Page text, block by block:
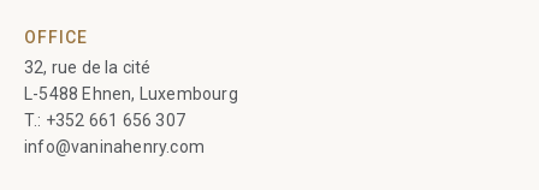
OFFICE
32, rue de la cité
L-5488 Ehnen, Luxembourg
T.: +352 661 656 307
info@vaninahenry.com